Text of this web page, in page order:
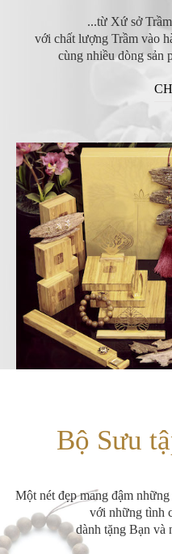
...từ Xứ sở
với chất lượng Trầm vào
cùng nhiều dòng sản
Bộ Sưu
Một nét đẹp mang đậm
với những tình
dành tặng Bạn và